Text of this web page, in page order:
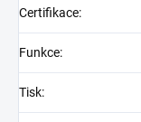
Certifikace:
Funkce:
Tisk: